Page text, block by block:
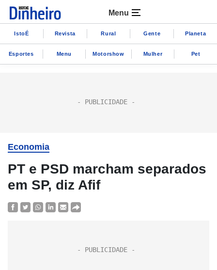
Menu
IstoÉ Revista Rural Gente Planeta
Esportes Menu Motorshow Mulher Pet
Economia
PT e PSD marcham separados
em SP, diz Afif